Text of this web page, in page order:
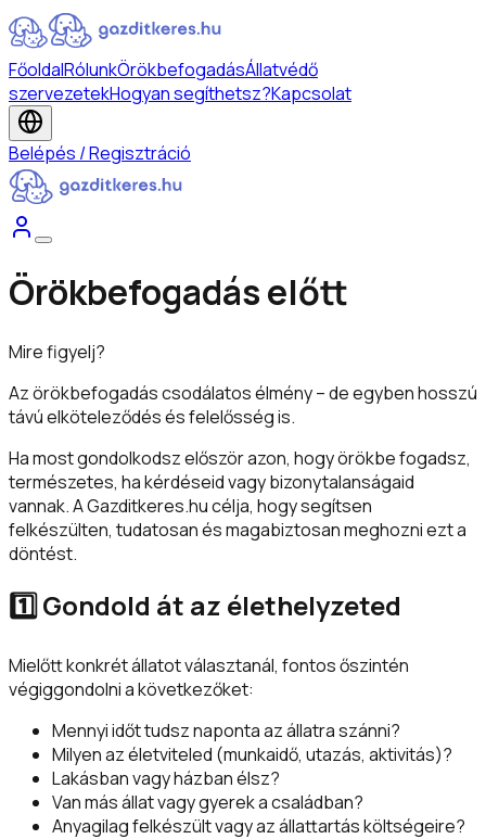
FőoldalRólunkÖrökbefogadásÁllatvédő
szervezetekHogyan segíthetsz?Kapcsolat
Belépés / Regisztráció
Örökbefogadás előtt
Mire figyelj?
Az örökbefogadás csodálatos élmény – de egyben hosszú
távú elköteleződés és felelősség is.
Ha most gondolkodsz először azon, hogy örökbe fogadsz,
természetes, ha kérdéseid vagy bizonytalanságaid
vannak. A Gazditkeres.hu célja, hogy segítsen
felkészülten, tudatosan és magabiztosan meghozni ezt a
döntést.
1️⃣ Gondold át az élethelyzeted
Mielőtt konkrét állatot választanál, fontos őszintén
végiggondolni a következőket:
Mennyi időt tudsz naponta az állatra szánni?
Milyen az életviteled (munkaidő, utazás, aktivitás)?
Lakásban vagy házban élsz?
Van más állat vagy gyerek a családban?
Anyagilag felkészült vagy az állattartás költségeire?